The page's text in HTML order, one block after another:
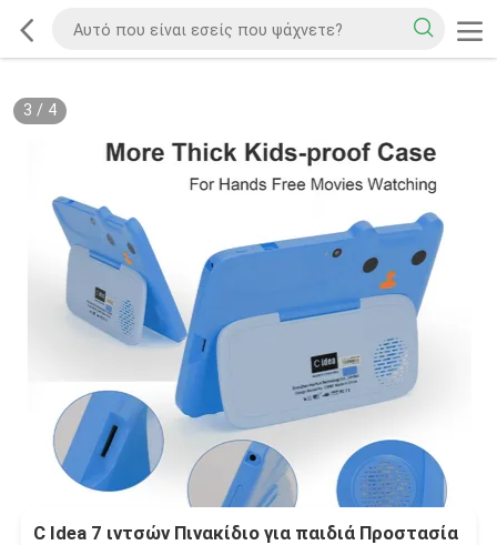
3 / 4
C Idea 7 ιντσών Πινακίδιο για παιδιά Προστασία